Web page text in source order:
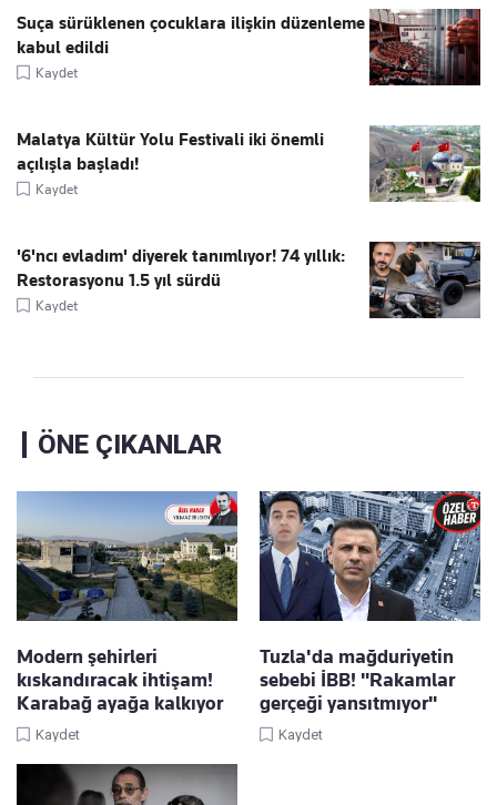
Suça sürüklenen çocuklara ilişkin düzenleme
kabul edildi
Kaydet
Malatya Kültür Yolu Festivali iki önemli
açılışla başladı!
Kaydet
'6'ncı evladım' diyerek tanımlıyor! 74 yıllık:
Restorasyonu 1.5 yıl sürdü
Kaydet
ÖNE ÇIKANLAR
Modern şehirleri
kıskandıracak ihtişam!
Karabağ ayağa kalkıyor
Kaydet
Tuzla'da mağduriyetin
sebebi İBB! "Rakamlar
gerçeği yansıtmıyor"
Kaydet